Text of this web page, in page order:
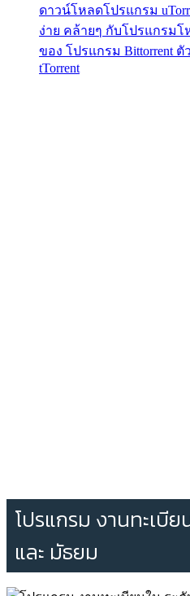
ดาวน์โหลดโปรแกรม
ง่าย คล้ายๆ กับโปรแกรมโ
ของ โปรแกรม Bittorrent
tTorrent
โปรแกรม งานทะเบีย
และ มัธยม